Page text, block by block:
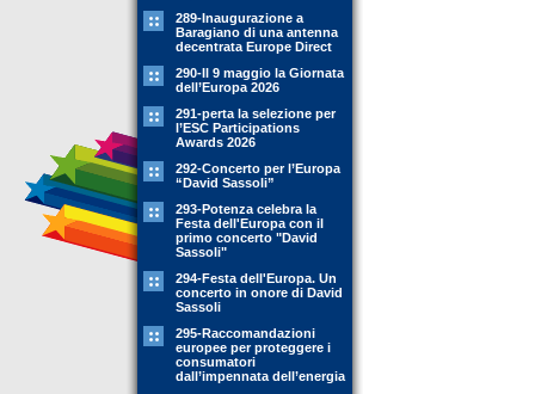
289-Inaugurazione a
Baragiano di una antenna
decentrata Europe Direct
290-Il 9 maggio la Giornata
dell’Europa 2026
291-perta la selezione per
l’ESC Participations
Awards 2026
292-Concerto per l’Europa
“David Sassoli”
293-Potenza celebra la
Festa dell'Europa con il
primo concerto "David
Sassoli"
294-Festa dell'Europa. Un
concerto in onore di David
Sassoli
295-Raccomandazioni
europee per proteggere i
consumatori
dall’impennata dell’energia